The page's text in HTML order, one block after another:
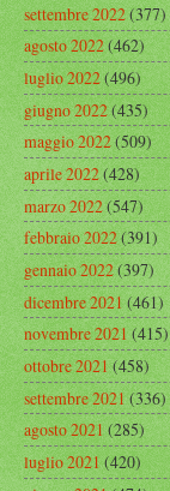
settembre 2022(377)
agosto 2022(462)
luglio 2022(496)
giugno 2022(435)
maggio 2022(509)
aprile 2022(428)
marzo 2022(547)
febbraio 2022(391)
gennaio 2022(397)
dicembre 2021(461)
novembre 2021(415)
ottobre 2021(458)
settembre 2021(336)
agosto 2021(285)
luglio 2021(420)